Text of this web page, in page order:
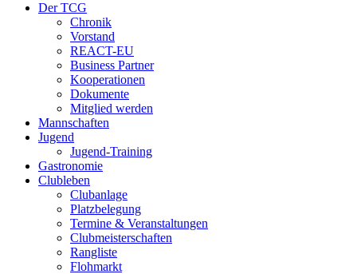
Der TCG
Chronik
Vorstand
REACT-EU
Business Partner
Kooperationen
Dokumente
Mitglied werden
Mannschaften
Jugend
Jugend-Training
Gastronomie
Clubleben
Clubanlage
Platzbelegung
Termine & Veranstaltungen
Clubmeisterschaften
Rangliste
Flohmarkt